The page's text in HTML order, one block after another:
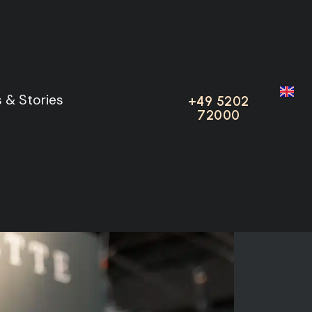
& Stories
+49 5202
72000
& Stories
+49 5202
72000